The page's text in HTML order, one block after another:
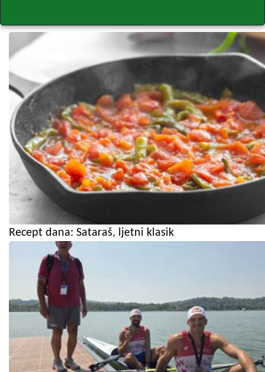
Recept dana: Sataraš, ljetni klasik